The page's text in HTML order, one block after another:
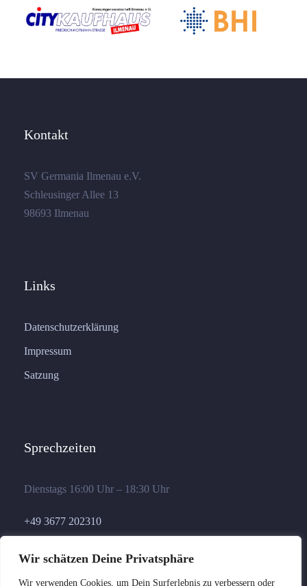
Wir schätzen Deine Privatsphäre
Wir verwenden Cookies, um Dein Surferlebnis zu verbessern oder
Kontakt
SV Germania Ilmenau e.V.
Schleusinger Allee 13
98693 Ilmenau
Links
Datenschutzerklärung
Impressum
Satzung
Sprechzeiten
Dienstags 16:00 Uhr – 18:30 Uhr
+49 3677 202310
geschaeftsstelle@germania-ilmenau.de